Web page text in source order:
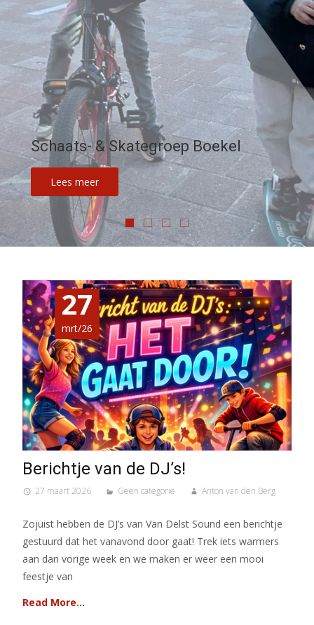
Schaats- & Skategroep Boekel
Lees meer
27
mrt/26
Berichtje van de DJ’s!
27 maart 2026 Geen categorie Anton van den Berg
Zojuist hebben de DJ’s van Van Delst Sound een berichtje
gestuurd dat het vanavond door gaat! Trek iets warmers
aan dan vorige week en we maken er weer een mooi
feestje van
Read More…